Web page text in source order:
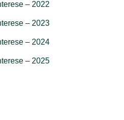
– 2022
– 2023
– 2024
– 2025